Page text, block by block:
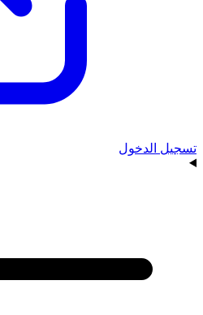
تسجيل الدخول